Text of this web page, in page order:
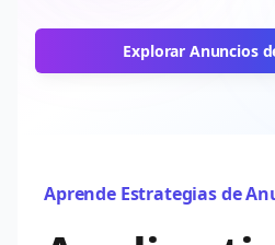
Explorar Anuncios
Aprende Estrategias de